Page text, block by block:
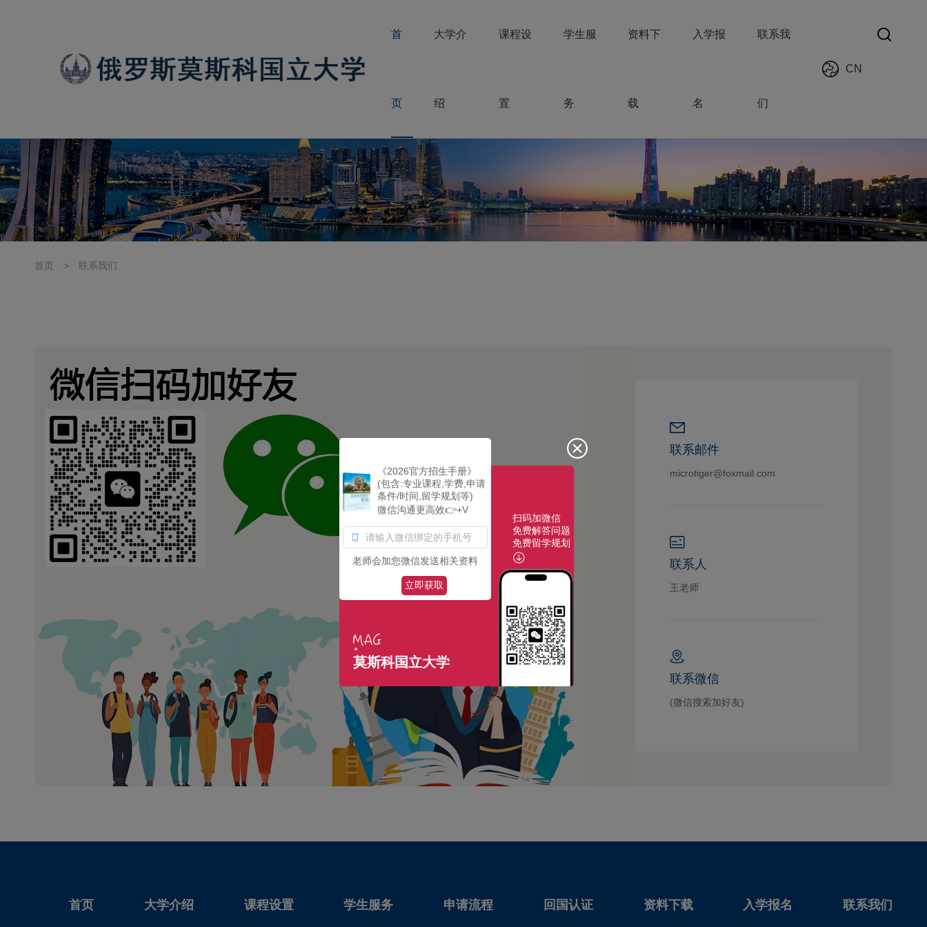
首
页
大学介
绍
课程设
置
学生服
务
资料下
载
入学报
名
联系我
们
CN
首页 > 联系我们
联系邮件
microtiger@foxmail.com
联系人
王老师
联系微信
(微信搜索加好友)
首页 大学介绍 课程设置 学生服务 申请流程 回国认证 资料下载 入学报名 联系我们
《2026官方招生手册》
(包含:专业课程,学费,申请
条件/时间,留学规划等)
微信沟通更高效👉+V
老师会加您微信发送相关资料
立即获取
莫斯科国立大学
扫码加微信
免费解答问题
免费留学规划